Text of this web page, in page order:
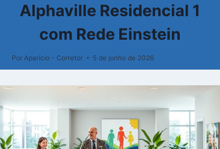
Alphaville Residencial 1
com Rede Einstein
Por Aparicio - Corretor 5 de junho de 2026